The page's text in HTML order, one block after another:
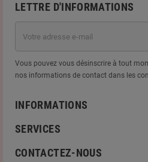
LETTRE D'INFORMATIONS
Vous pouvez vous désinscrire à tout
nos informations de contact dans les
INFORMATIONS
SERVICES
CONTACTEZ-NOUS